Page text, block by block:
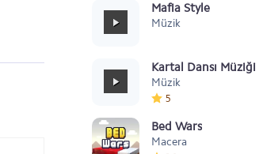
Mafia Style
Müzik
Kartal Dansı Müziği
Müzik
5
Bed Wars
Macera